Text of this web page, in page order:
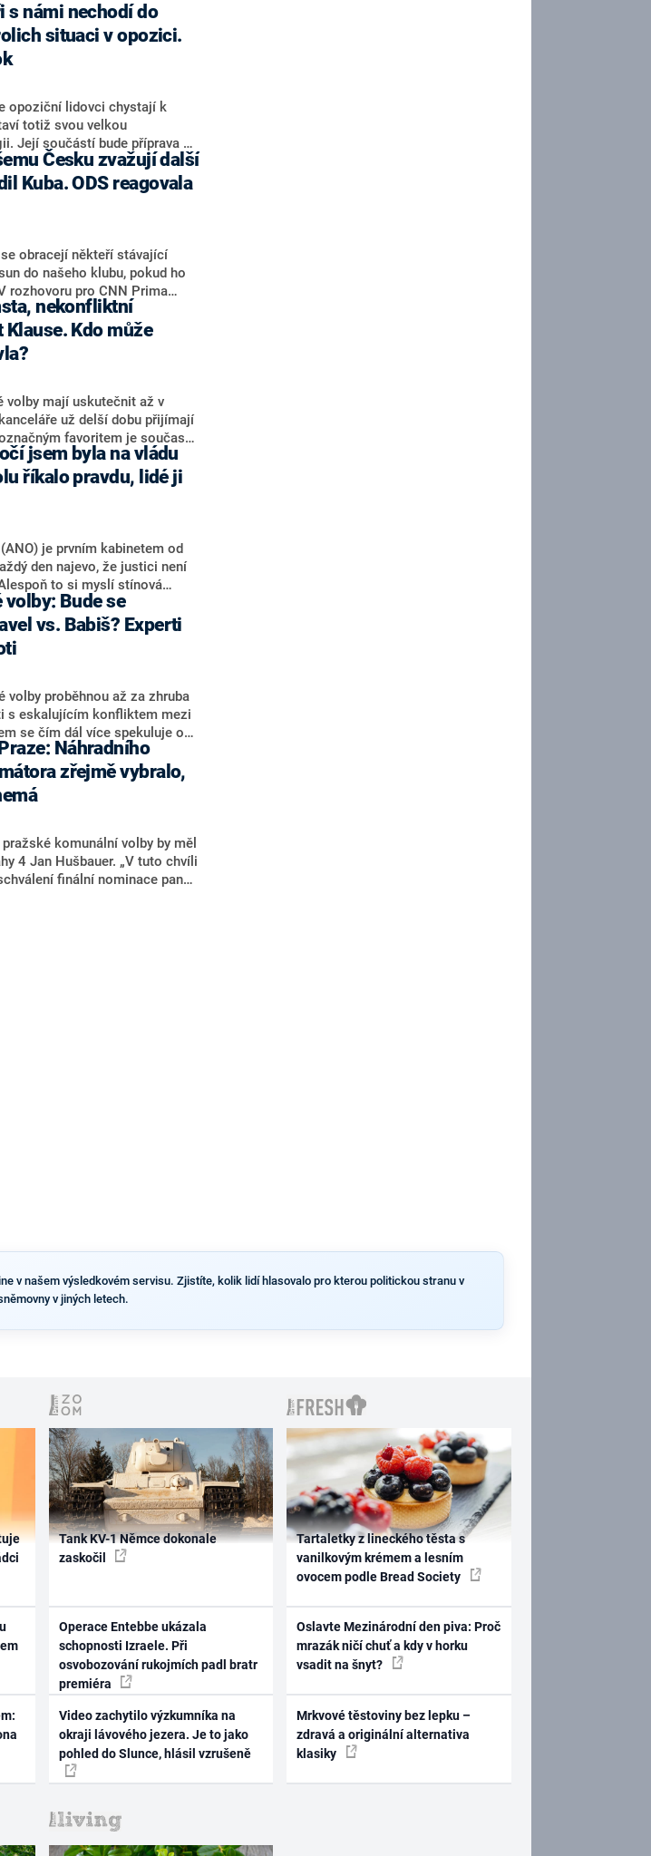
s námi nechodí do
situaci v opozici.
opoziční lidovci chystají k
totiž svou velkou
Její součástí bude příprava na
ve středu na setkání s novináři
Grolich. Ten zároveň v
ve Vyškově. Popsal i
strany nebo političtí
slabé a v defenzivě. „Je to
na chyby vlády. Ministři s
debat. Chceme ale ukazovat
Grolich na dotaz CNN Prima
Kuba. ODS reagovala
obracejí někteří stávající
do našeho klubu, pokud ho
rozhovoru pro CNN Prima
hnutí a jihočeský hejtman
nebyl, ale získat by takto mohl
Hrabu, který je dnes
09. Hraba to na dotaz
klubu senátorů ODS
že počítá s odchodem
a že Naše Česko není
Kdo může
volby mají uskutečnit až v
už delší dobu přijímají
favoritem je současná
Daleko za ním pak bookmakeři
ANO, tedy premiéra
průmyslu Karla Havlíčka.
sázkařů je poslanec za
Jan Kubáček nicméně
kohokoliv ze zmíněné trojice
něj současná koalice dosud
mohla konkurovat.
jsem byla na vládu
říkalo pravdu, lidé ji
je prvním kabinetem od
den najevo, že justici není
to si myslí stínová
ODS Eva Decroix. V
NEWS si nebrala servítky
svého nástupce Jeronýma
zmocněnkyně pro lidská
Označením „svoloč“ na
hodná. Decroix se také
koalice Spolu či promluvila o
Kuby.
vs. Babiš? Experti
volby proběhnou až za zhruba
s eskalujícím konfliktem mezi
se čím dál více spekuluje o
Hrad mohla vyslat současná
komentátoři znovu vytahují
Babiše (ANO). Jak moc je
prezidentských volbách 2028
z roku 2023?
Náhradního
zřejmě vybralo,
komunální volby by měl
4 Jan Hušbauer. „V tuto chvíli
finální nominace pana
hnutí ANO,“ uvedl pro
pražského ANO Martin
se spekulovalo jako o
v našem výsledkovém servisu. Zjistíte, kolik lidí hlasovalo pro kterou politickou stranu v
v jiných letech.
Tank KV-1 Němce dokonale
zaskočil
Operace Entebbe ukázala
schopnosti Izraele. Při
osvobozování rukojmích padl bratr
premiéra
Video zachytilo výzkumníka na
okraji lávového jezera. Je to jako
pohled do Slunce, hlásil vzrušeně
Tartaletky z lineckého těsta s
vanilkovým krémem a lesním
ovocem podle Bread Society
Oslavte Mezinárodní den piva: Proč
mrazák ničí chuť a kdy v horku
vsadit na šnyt?
Mrkvové těstoviny bez lepku –
zdravá a originální alternativa
klasiky